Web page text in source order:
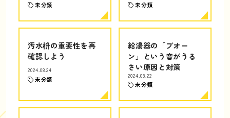
未分類 未分類
汚水枡の重要性を再
確認しよう
2024.08.24
未分類
給湯器の「ブオー
ン」という音がうる
さい原因と対策
2024.08.22
未分類